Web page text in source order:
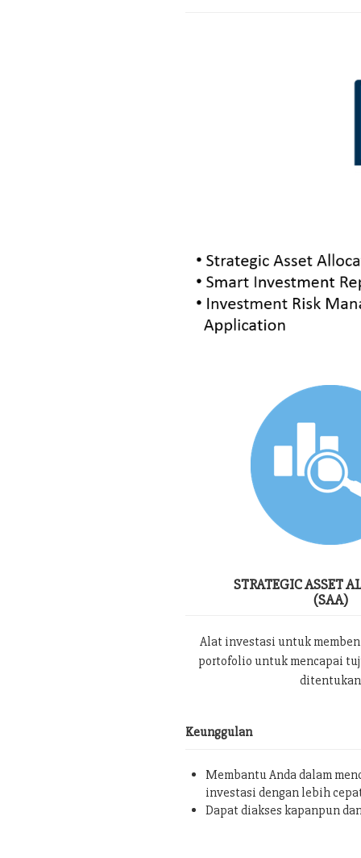
STRATEGIC ASSET
(SAA)
Alat investasi untuk
portofolio untuk mencapai
ditentukan
Keunggulan
Membantu Anda dalam
investasi dengan lebih
Dapat diakses kapanpun